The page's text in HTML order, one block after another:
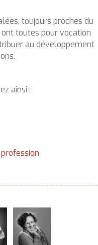
toujours proches du
toutes pour vocation
au développement
ainsi :